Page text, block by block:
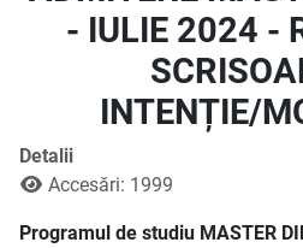
- IULIE 2024 -
INTENȚIE/
Detalii
Accesări: 1999
Programul de studiu MASTER